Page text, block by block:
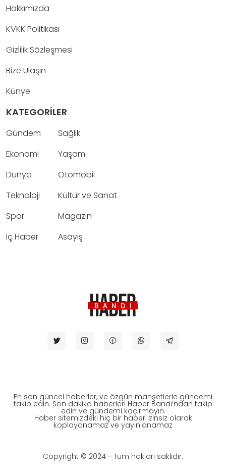
Hakkımızda
KVKK Politikası
Gizlilik Sözleşmesi
Bize Ulaşın
Künye
KATEGORİLER
Gündem
Ekonomi
Dünya
Teknoloji
Spor
İç Haber
Sağlık
Yaşam
Otomobil
Kültür ve Sanat
Magazin
Asayiş
En son güncel haberler, ve özgün manşetlerle gündemi
takip edin. Son dakika haberleri Haber Bandı’ndan takip
edin ve gündemi kaçırmayın.
Haber sitemizdeki hiç bir haber izinsiz olarak
koplayanamaz ve yayınlanamaz
Copyright © 2024 - Tüm hakları saklıdır.